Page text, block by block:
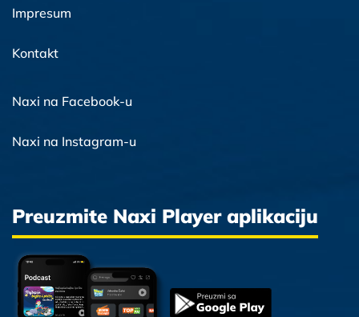
Impresum
Kontakt
Naxi na Facebook-u
Naxi na Instagram-u
Preuzmite Naxi Player aplikaciju